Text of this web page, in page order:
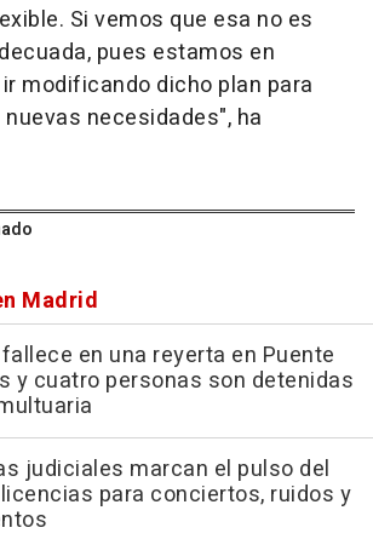
Si vemos que esa no es
pues estamos en
modificando dicho plan para
necesidades", ha
Madrid
en una reyerta en Puente
y cuatro personas son detenidas
judiciales marcan el pulso del
para conciertos, ruidos y